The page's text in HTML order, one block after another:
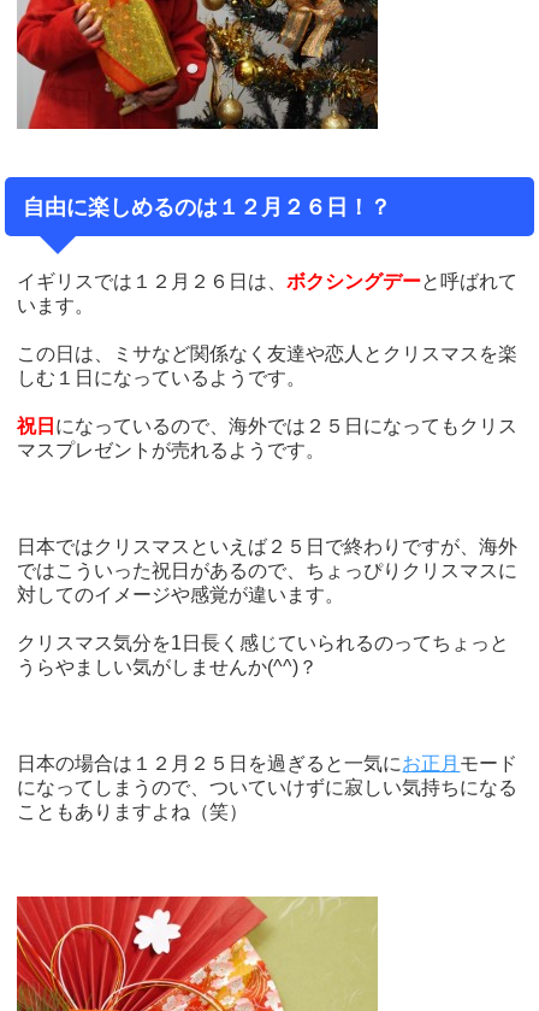
自由に楽しめるのは１２月２６日！？
イギリスでは１２月２６日は、ボクシングデーと呼ばれて
います。
この日は、ミサなど関係なく友達や恋人とクリスマスを楽
しむ１日になっているようです。
祝日 になっているので、海外では２５日になってもクリス
マスプレゼントが売れるようです。
日本ではクリスマスといえば２５日で終わりですが、海外
ではこういった祝日があるので、ちょっぴりクリスマスに
対してのイメージや感覚が違います。
クリスマス気分を1日長く感じていられるのってちょっと
うらやましい気がしませんか(^^)？
日本の場合は１２月２５日を過ぎると一気にお正月 モード
になってしまうので、ついていけずに寂しい気持ちになる
こともありますよね（笑）